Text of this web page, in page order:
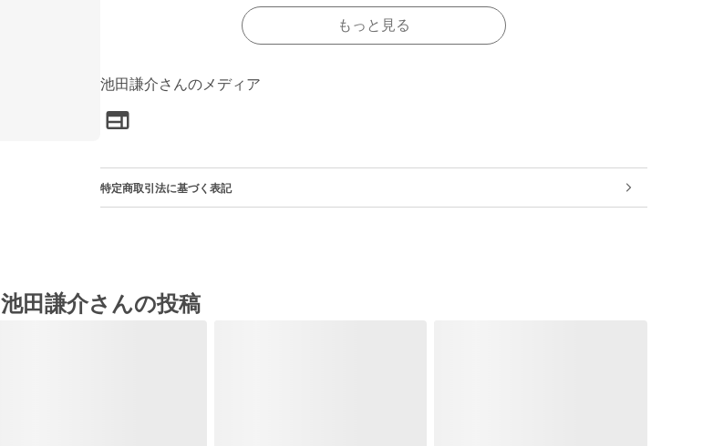
もっと見る
池田謙介さんのメディア
特定商取引法に基づく表記
池田謙介さんの投稿